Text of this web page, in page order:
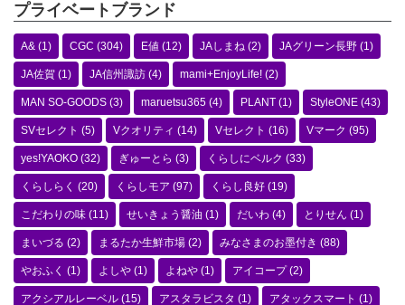
プライベートブランド
A& (1) CGC (304) E値 (12) JAしまね (2) JAグリーン長野 (1)
JA佐賀 (1) JA信州諏訪 (4) mami+EnjoyLife! (2)
MAN SO-GOODS (3) maruetsu365 (4) PLANT (1) StyleONE (43)
SVセレクト (5) Vクオリティ (14) Vセレクト (16) Vマーク (95)
yes!YAOKO (32) ぎゅーとら (3) くらしにベルク (33)
くらしらく (20) くらしモア (97) くらし良好 (19)
こだわりの味 (11) せいきょう醤油 (1) だいわ (4) とりせん (1)
まいづる (2) まるたか生鮮市場 (2) みなさまのお墨付き (88)
やおふく (1) よしや (1) よねや (1) アイコープ(2)
アクシアルレーベル (15) アスタラビスタ (1) アタックスマート (1)